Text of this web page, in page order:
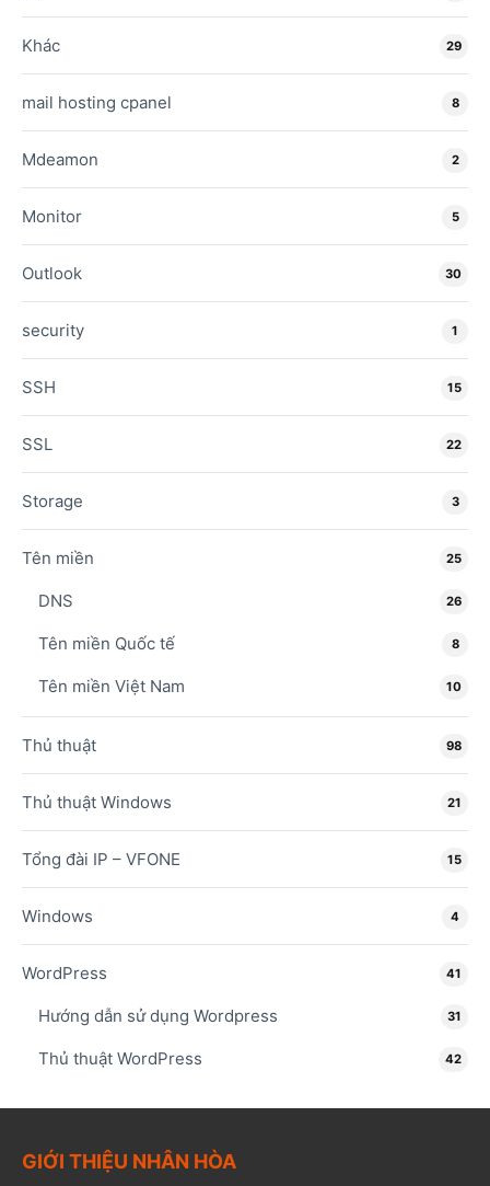
Khác 29
mail hosting cpanel 8
Mdeamon 2
Monitor 5
Outlook 30
security 1
SSH 15
SSL 22
Storage 3
Tên miền 25
DNS 26
Tên miền Quốc tế 8
Tên miền Việt Nam 10
Thủ thuật 98
Thủ thuật Windows 21
Tổng đài IP – VFONE 15
Windows 4
WordPress 41
Hướng dẫn sử dụng Wordpress 31
Thủ thuật WordPress 42
GIỚI THIỆU NHÂN HÒA